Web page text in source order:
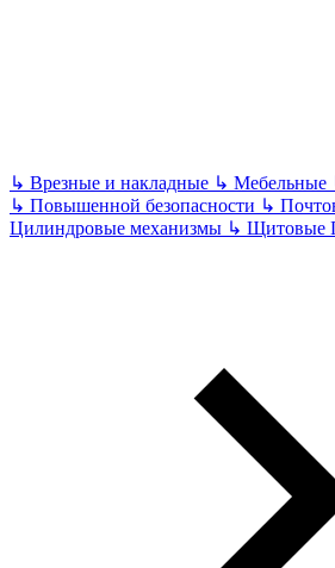
↳ Врезные и накладные ↳ Мебельные
↳ Повышенной безопасности ↳
Цилиндровые механизмы ↳ Щитовые